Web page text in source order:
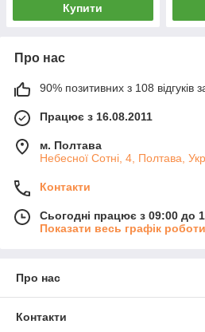
Купити
Про нас
90% позитивних з 108 відгуків
Працює з 16.08.2011
м. Полтава
Небесної Сотні, 4, Полтава,
Контакти
Сьогодні працює з 09:00 до
Показати весь графік роботи
Про нас
Контакти